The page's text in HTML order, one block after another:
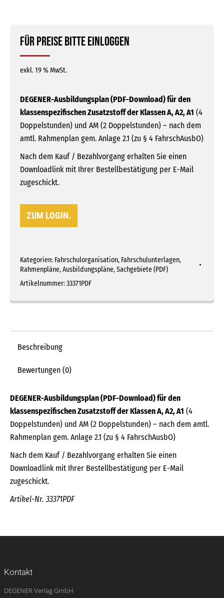
Für Preise bitte einloggen
exkl. 19 % MwSt.
DEGENER-Ausbildungsplan (PDF-Download) für den
klassenspezifischen Zusatzstoff der Klassen A, A2, A1 (4
Doppelstunden) und AM (2 Doppelstunden) – nach dem
amtl. Rahmenplan gem. Anlage 2.1 (zu § 4 FahrschAusbO)
Nach dem Kauf / Bezahlvorgang erhalten Sie einen
Downloadlink mit Ihrer Bestellbestätigung per E-Mail
zugeschickt.
ZUM LOGIN.
Kategorien: Fahrschulorganisation, Fahrschulunterlagen,
Rahmenpläne, Ausbildungspläne, Sachgebiete (PDF)
Artikelnummer:33371PDF
Beschreibung
Bewertungen (0)
DEGENER-Ausbildungsplan (PDF-Download) für den
klassenspezifischen Zusatzstoff der Klassen A, A2, A1 (4
Doppelstunden) und AM (2 Doppelstunden) – nach dem amtl.
Rahmenplan gem. Anlage 2.1 (zu § 4 FahrschAusbO)
Nach dem Kauf / Bezahlvorgang erhalten Sie einen
Downloadlink mit Ihrer Bestellbestätigung per E-Mail
zugeschickt.
Artikel-Nr. 33371PDF
Kontakt
DEGENER Verlag GmbH